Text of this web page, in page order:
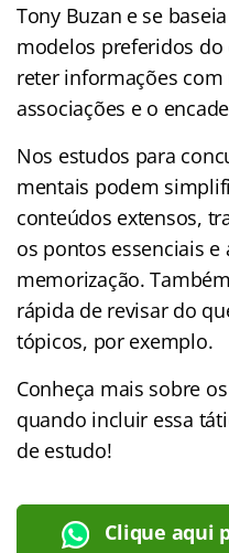
Tony Buzan e se
modelos preferidos
reter informações
associações e o
Nos estudos para
mentais podem
conteúdos extensos,
os pontos essenciais
memorização.
rápida de revisar do
tópicos, por exemplo.
Conheça mais sobre
quando incluir essa
de estudo!
Clique aqui